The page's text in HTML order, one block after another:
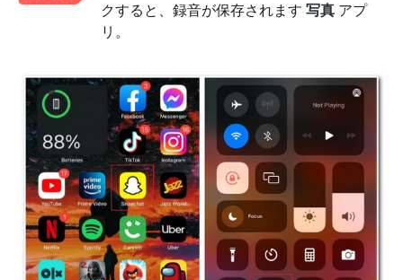
クすると、録音が保存されます 写真 アプ
リ。